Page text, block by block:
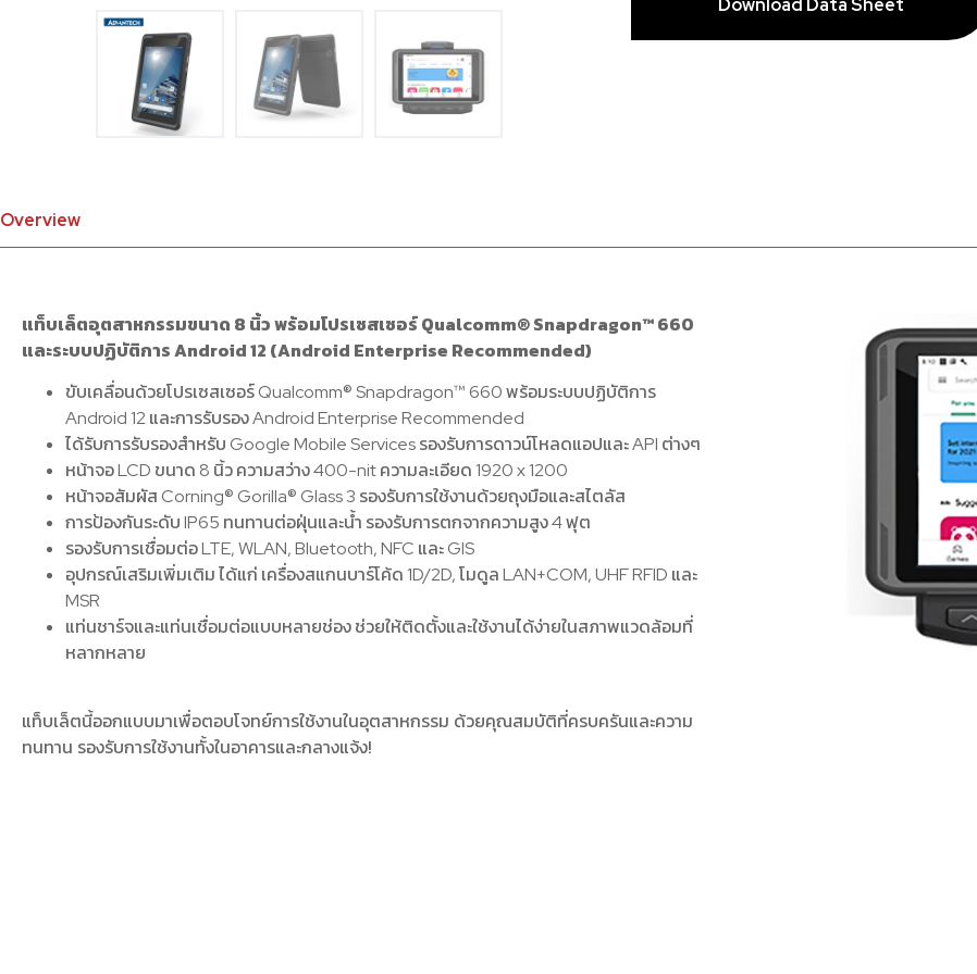
Download Data Sheet
Overview
แท็บเล็ตอุตสาหกรรมขนาด 8 นิ้ว พร้อมโปรเซสเซอร์ Qualcomm® Snapdragon™ 660
และระบบปฏิบัติการ Android 12 (Android Enterprise Recommended)
ขับเคลื่อนด้วยโปรเซสเซอร์ Qualcomm® Snapdragon™ 660 พร้อมระบบปฏิบัติการ
Android 12 และการรับรอง Android Enterprise Recommended
ได้รับการรับรองสำหรับ Google Mobile Services รองรับการดาวน์โหลดแอปและ API ต่างๆ
หน้าจอ LCD ขนาด 8 นิ้ว ความสว่าง 400-nit ความละเอียด 1920 x 1200
หน้าจอสัมผัส Corning® Gorilla® Glass 3 รองรับการใช้งานด้วยถุงมือและสไตลัส
การป้องกันระดับ IP65 ทนทานต่อฝุ่นและน้ำ รองรับการตกจากความสูง 4 ฟุต
รองรับการเชื่อมต่อ LTE, WLAN, Bluetooth, NFC และ GIS
อุปกรณ์เสริมเพิ่มเติม ได้แก่ เครื่องสแกนบาร์โค้ด 1D/2D, โมดูล LAN+COM, UHF RFID และ
MSR
แท่นชาร์จและแท่นเชื่อมต่อแบบหลายช่อง ช่วยให้ติดตั้งและใช้งานได้ง่ายในสภาพแวดล้อมที่
หลากหลาย
แท็บเล็ตนี้ออกแบบมาเพื่อตอบโจทย์การใช้งานในอุตสาหกรรม ด้วยคุณสมบัติที่ครบครันและความ
ทนทาน รองรับการใช้งานทั้งในอาคารและกลางแจ้ง!